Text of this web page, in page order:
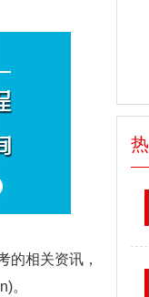
的相关资讯，
。